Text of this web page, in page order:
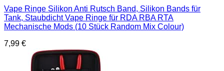
Vape Ringe Silikon Anti Rutsch Band, Silikon Bands für
Tank, Staubdicht Vape Ringe für RDA RBA RTA
Mechanische Mods (10 Stück Random Mix Colour)
7,99 €